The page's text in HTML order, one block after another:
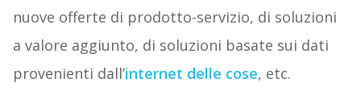
nuove offerte di prodotto-servizio, di soluzioni
a valore aggiunto, di soluzioni basate sui dati
provenienti dall’internet delle cose, etc.